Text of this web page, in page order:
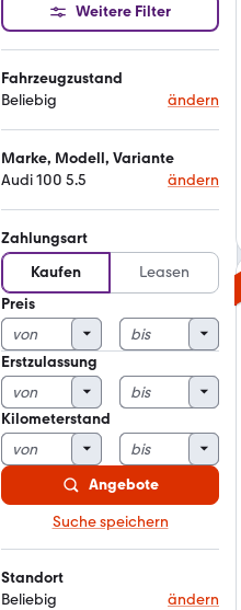
Weitere Filter
Fahrzeugzustand
Beliebig
ändern
Marke, Modell, Variante
Audi 100 5.5
ändern
Zahlungsart
Kaufen
Leasen
Preis
Erstzulassung
Kilometerstand
Angebote
Suche speichern
Standort
Beliebig
ändern